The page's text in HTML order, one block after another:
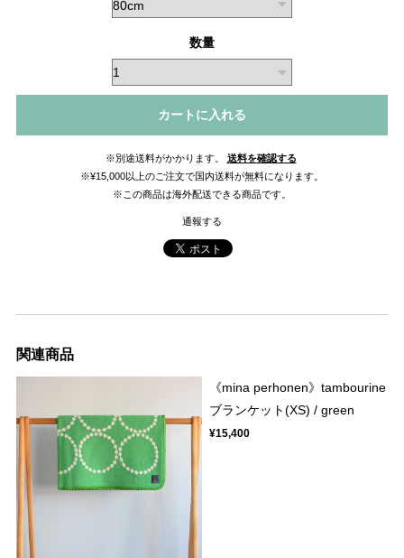
数量
カートに入れる
※別途送料がかかります。
送料を確認する
※¥15,000以上のご注文で国内送料が無料になります。
※この商品は海外配送できる商品です。
通報する
関連商品
《mina perhonen》tambourine
ブランケット(XS) / green
¥15,400